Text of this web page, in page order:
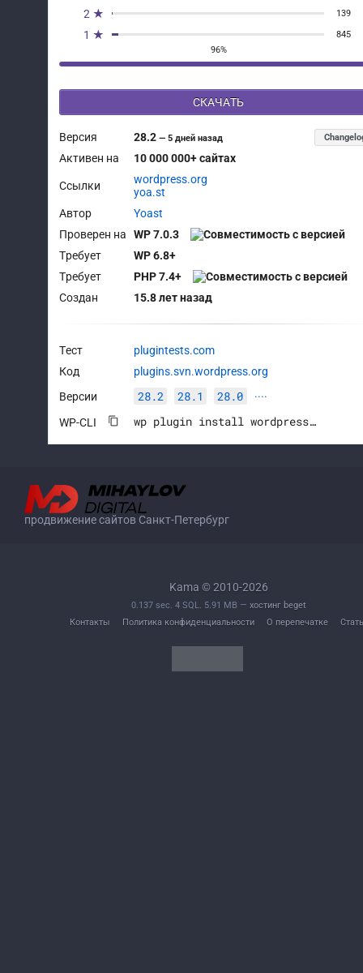
2 ★ 139
1 ★
845
96%
СКАЧАТЬ
Версия 28.2—5 дней назад
Активен на 10 000 000+ сайтах
Ссылки
wordpress.org
yoa.st
Автор
Yoast
Проверен на
WP 7.0.3
Требует
WP 6.8+
Требует
PHP 7.4+
Создан
15.8 лет назад
Тест
plugintests.com
Код
plugins.svn.wordpress.org
Версии
28.2 28.1 28.0 ····
WP-CLI wp plugin install wordpress-seo --activate
продвижение сайтов Санкт-Петербург
Kama © 2010-2026
0.137 sec. 4 SQL. 5.91 MB — хостинг beget
Контакты
Политика конфиденциальности О перепечатке